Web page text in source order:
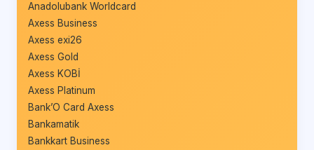
Anadolubank Worldcard
Axess Business
Axess exi26
Axess Gold
Axess KOBİ
Axess Platinum
Bank’O Card Axess
Bankamatik
Bankkart Business